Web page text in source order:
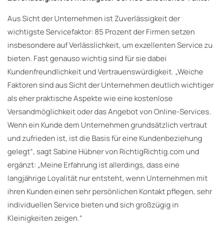
Aus Sicht der Unternehmen ist Zuverlässigkeit der
wichtigste Servicefaktor: 85 Prozent der Firmen setzen
insbesondere auf Verlässlichkeit, um exzellenten Service zu
bieten. Fast genauso wichtig sind für sie dabei
Kundenfreundlichkeit und Vertrauenswürdigkeit. „Weiche
Faktoren sind aus Sicht der Unternehmen deutlich wichtiger
als eher praktische Aspekte wie eine kostenlose
Versandmöglichkeit oder das Angebot von Online-Services.
Wenn ein Kunde dem Unternehmen grundsätzlich vertraut
und zufrieden ist, ist die Basis für eine Kundenbeziehung
gelegt“, sagt Sabine Hübner von RichtigRichtig.com und
ergänzt: „Meine Erfahrung ist allerdings, dass eine
langjährige Loyalität nur entsteht, wenn Unternehmen mit
ihren Kunden einen sehr persönlichen Kontakt pflegen, sehr
individuellen Service bieten und sich großzügig in
Kleinigkeiten zeigen.“